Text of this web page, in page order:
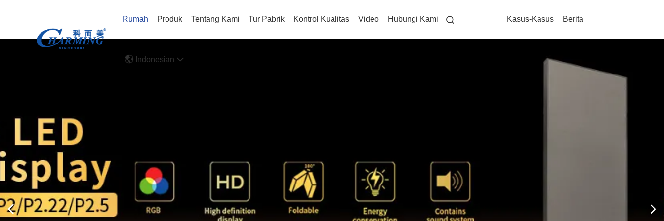
Rumah Produk Tentang Kami Tur Pabrik Kontrol Kualitas Video Hubungi Kami  Kasus-Kasus Berita
Indonesian